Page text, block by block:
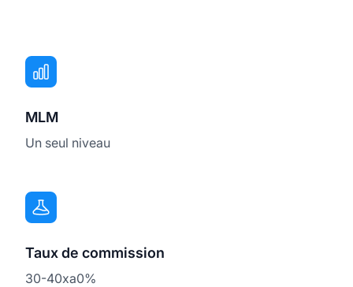
MLM
Un seul niveau
Taux de commission
30-40xa0%